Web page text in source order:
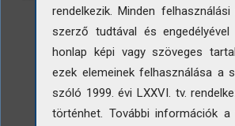
LETÖLTÉS
rendelkezik. Minden
szerző tudtával és
honlap képi vagy szöveges
ezek elemeinek felhasználása a
szóló 1999. évi LXXVI. tv.
történhet. További információk a